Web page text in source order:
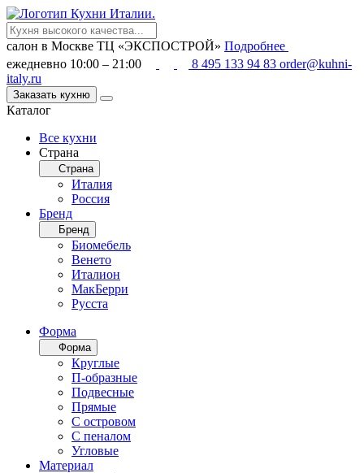
салон в Москве ТЦ «ЭКСПОСТРОЙ» Подробнее
ежедневно 10:00 – 21:00
8 495 133 94 83 order@kuhni-
italy.ru
Заказать кухню
Каталог
Все кухни
Страна
Страна
Италия
Россия
Бренд
Бренд
Биомебель
Венето
Италион
МакБерри
Русста
Форма
Форма
Круглые
П-образные
Подвесные
Прямые
С островом
С пеналом
Угловые
Материал